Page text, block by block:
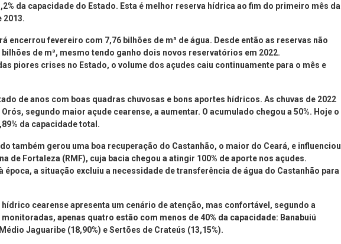
da capacidade do Estado. Esta é melhor reserva hídrica ao fim do primeiro mês da
2013.
encerrou fevereiro com 7,76 bilhões de m³ de água. Desde então as reservas não
bilhões de m³, mesmo tendo ganho dois novos reservatórios em 2022.
piores crises no Estado, o volume dos açudes caiu continuamente para o mês e
de anos com boas quadras chuvosas e bons aportes hídricos. As chuvas de 2022
segundo maior açude cearense, a aumentar. O acumulado chegou a 50%. Hoje o
da capacidade total.
também gerou uma boa recuperação do Castanhão, o maior do Ceará, e influenciou
de Fortaleza (RMF), cuja bacia chegou a atingir 100% de aporte nos açudes.
época, a situação excluiu a necessidade de transferência de água do Castanhão para
cearense apresenta um cenário de atenção, mas confortável, segundo a
apenas quatro estão com menos de 40% da capacidade: Banabuiú
Jaguaribe (18,90%) e Sertões de Crateús (13,15%).